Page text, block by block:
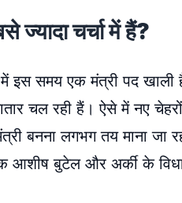
चर्चा में हैं?
में इस समय एक मंत्री पद
चल रही हैं। ऐसे में नए
बनना लगभग तय माना जा
आशीष बुटेल और अर्की के